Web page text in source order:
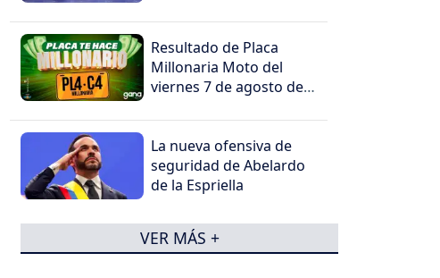
Resultado de Placa
Millonaria Moto del
viernes 7 de agosto de
La nueva ofensiva de
seguridad de Abelardo
de la Espriella
VER MÁS +